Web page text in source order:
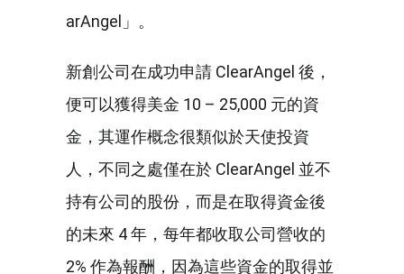
arAngel」。
新創公司在成功申請 ClearAngel 後，
便可以獲得美金 10 – 25,000 元的資
金，其運作概念很類似於天使投資
人，不同之處僅在於 ClearAngel 並不
持有公司的股份，而是在取得資金後
的未來 4 年，每年都收取公司營收的
2% 作為報酬，因為這些資金的取得並